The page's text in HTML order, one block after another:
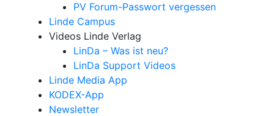
PV Forum-Passwort vergessen
Linde Campus
Videos Linde Verlag
LinDa – Was ist neu?
LinDa Support Videos
Linde Media App
KODEX-App
Newsletter